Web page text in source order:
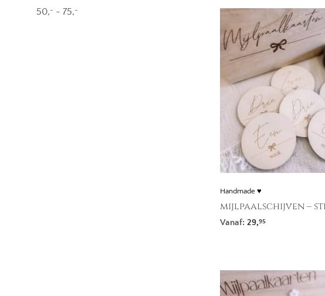
50,- - 75,-
Handmade ♥
mijlpaalschijven –
Vanaf: 29,95